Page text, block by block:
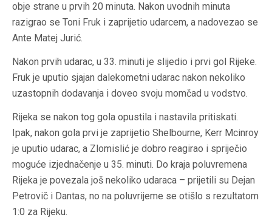
obje strane u prvih 20 minuta. Nakon uvodnih minuta
razigrao se Toni Fruk i zaprijetio udarcem, a nadovezao se
Ante Matej Jurić.
Nakon prvih udarac, u 33. minuti je slijedio i prvi gol Rijeke.
Fruk je uputio sjajan dalekometni udarac nakon nekoliko
uzastopnih dodavanja i doveo svoju momčad u vodstvo.
Rijeka se nakon tog gola opustila i nastavila pritiskati.
Ipak, nakon gola prvi je zaprijetio Shelbourne, Kerr Mcinroy
je uputio udarac, a Zlomislić je dobro reagirao i spriječio
moguće izjednačenje u 35. minuti. Do kraja poluvremena
Rijeka je povezala još nekoliko udaraca – prijetili su Dejan
Petrovič i Dantas, no na poluvrijeme se otišlo s rezultatom
1:0 za Rijeku.